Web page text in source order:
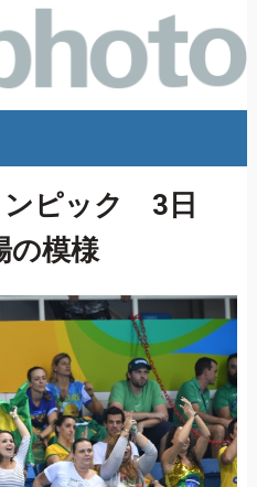
ンピック 3日
の模様